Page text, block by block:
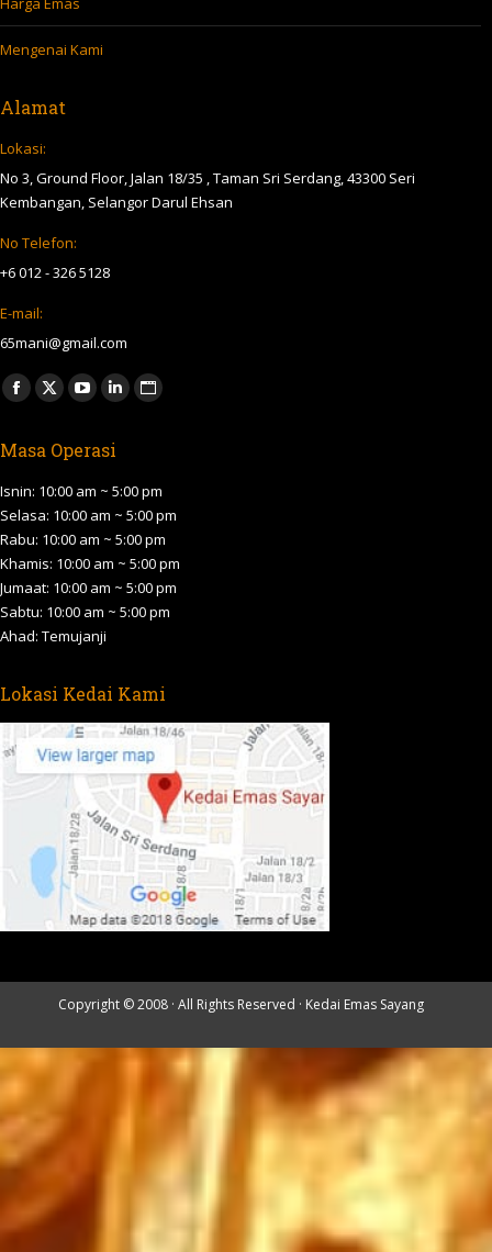
Mengenai Kami
Alamat
Lokasi:
No 3, Ground Floor, Jalan 18/35 , Taman Sri Serdang, 43300 Seri
Kembangan, Selangor Darul Ehsan
No Telefon:
+6 012 - 326 5128
E-mail:
65mani@gmail.com
Find us on:
Facebook
opens
in
new
window
X
opens
in
new
window
YouTube
opens
in
new
window
Linkedin
opens
in
new
window
Website
in
new
window
Masa Operasi
Isnin: 10:00 am ~ 5:00 pm
Selasa: 10:00 am ~ 5:00 pm
Rabu: 10:00 am ~ 5:00 pm
Khamis: 10:00 am ~ 5:00 pm
Jumaat: 10:00 am ~ 5:00 pm
Sabtu: 10:00 am ~ 5:00 pm
Ahad: Temujanji
Lokasi Kedai Kami
Copyright © 2008 · All Rights Reserved · Kedai Emas Sayang